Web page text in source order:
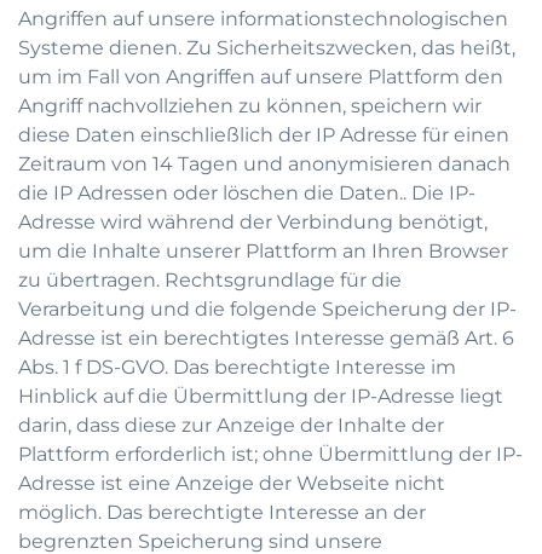
Angriffen auf unsere informationstechnologischen
Systeme dienen. Zu Sicherheitszwecken, das heißt,
um im Fall von Angriffen auf unsere Plattform den
Angriff nachvollziehen zu können, speichern wir
diese Daten einschließlich der IP Adresse für einen
Zeitraum von 14 Tagen und anonymisieren danach
die IP Adressen oder löschen die Daten.. Die IP-
Adresse wird während der Verbindung benötigt,
um die Inhalte unserer Plattform an Ihren Browser
zu übertragen. Rechtsgrundlage für die
Verarbeitung und die folgende Speicherung der IP-
Adresse ist ein berechtigtes Interesse gemäß Art. 6
Abs. 1 f DS-GVO. Das berechtigte Interesse im
Hinblick auf die Übermittlung der IP-Adresse liegt
darin, dass diese zur Anzeige der Inhalte der
Plattform erforderlich ist; ohne Übermittlung der IP-
Adresse ist eine Anzeige der Webseite nicht
möglich. Das berechtigte Interesse an der
begrenzten Speicherung sind unsere